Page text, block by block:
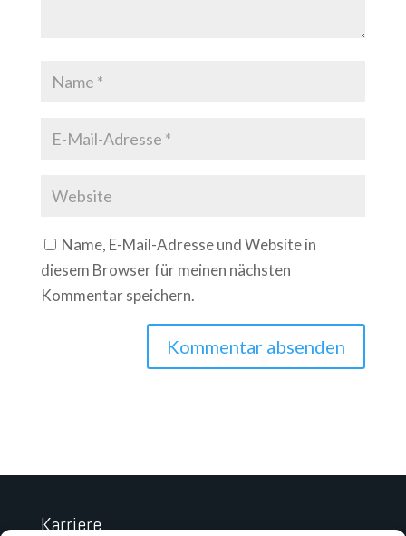
Name, E-Mail-Adresse und Website in
diesem Browser für meinen nächsten
Kommentar speichern.
Karriere